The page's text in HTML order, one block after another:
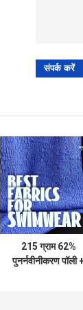
215 ग्राम 62%
पुनर्नवीनीकरण पॉली